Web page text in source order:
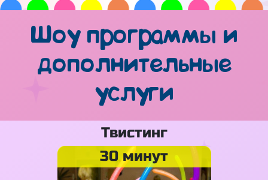
Шоу программы и
дополнительные
услуги
Твистинг
30 минут